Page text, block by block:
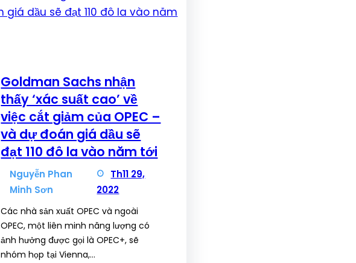
Goldman Sachs nhận
thấy ‘xác suất cao’ về
việc cắt giảm của OPEC –
và dự đoán giá dầu sẽ
đạt 110 đô la vào năm tới
Nguyễn Phan
Minh Sơn
Th11 29,
2022
Các nhà sản xuất OPEC và ngoài
OPEC, một liên minh năng lượng có
ảnh hưởng được gọi là OPEC+, sẽ
nhóm họp tại Vienna,…